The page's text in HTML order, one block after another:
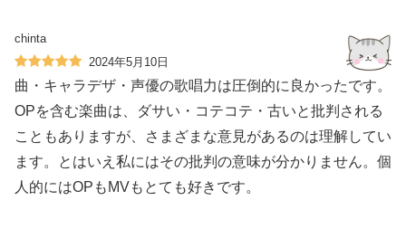
chinta
2024年5月10日
曲・キャラデザ・声優の歌唱力は圧倒的に良かったです。
OPを含む楽曲は、ダサい・コテコテ・古いと批判される
こともありますが、さまざまな意見があるのは理解してい
ます。とはいえ私にはその批判の意味が分かりません。個
人的にはOPもMVもとても好きです。